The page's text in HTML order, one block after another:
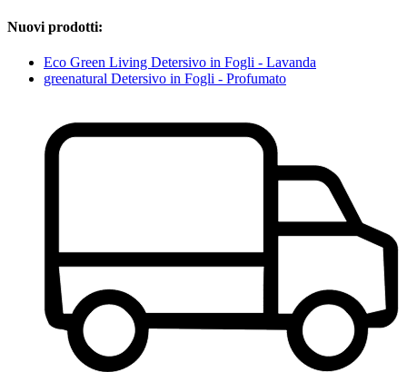
Nuovi prodotti:
Eco Green Living Detersivo in Fogli - Lavanda
greenatural Detersivo in Fogli - Profumato